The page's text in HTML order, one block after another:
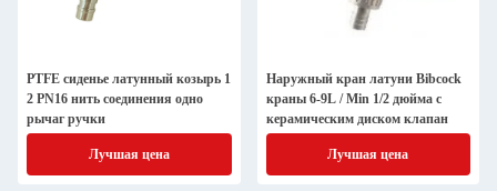
PTFE сиденье латунный козырь 1
2 PN16 нить соединения одно
рычаг ручки
Лучшая цена
Наружный кран латуни Bibcock
краны 6-9L / Min 1/2 дюйма с
керамическим диском клапан
Лучшая цена